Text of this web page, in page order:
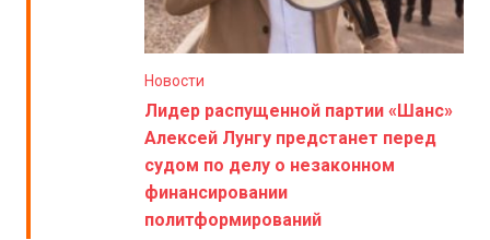
Новости
Лидер распущенной партии «Шанс»
Алексей Лунгу предстанет перед
судом по делу о незаконном
финансировании
политформирований